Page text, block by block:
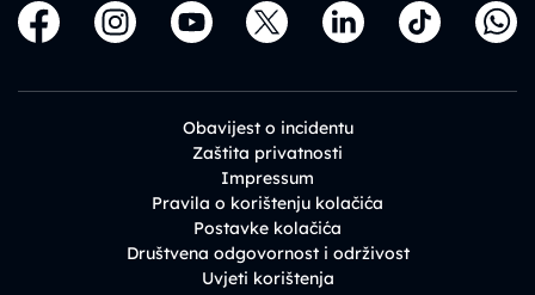
Obavijest o incidentu
Zaštita privatnosti
Impressum
Pravila o korištenju kolačića
Postavke kolačića
Društvena odgovornost i održivost
Uvjeti korištenja